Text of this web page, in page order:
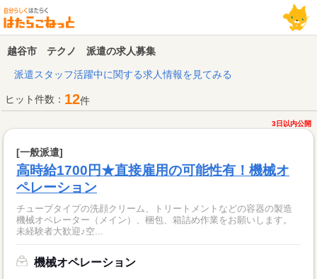
越谷市 テクノ 派遣の求人募集
派遣スタッフ活躍中に関する求人情報を見てみる
ヒット件数： 12件
3日以内公開
[一般派遣]
高時給1700円★直接雇用の可能性有！機械オ
ペレーション
チューブタイプの洗顔クリーム、トリートメントなどの容器の製造
機械オペレーター（メイン）、梱包、箱詰め作業をお願いします。
未経験者大歓迎♪空...
機械オペレーション